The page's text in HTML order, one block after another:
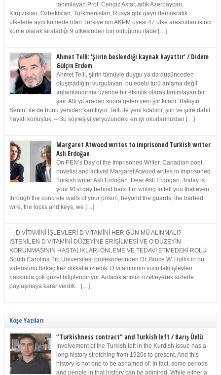
tanımlayan Prof. Cengiz Aktar, artık Azerbaycan,
Kırgızistan, Özbekistan, Türkmenistan, Rusya gibi gayri demokratik
ülkelerle aynı kümede olan Türkiye’nin AKPM üyesi 47 ülke arasından ikinci
küme olarak sıraladığı 9 ülkesinden biri olduğunu ifade […]
Ahmet Telli: ‘Şiirin beslendiği kaynak hayattır’ / Didem
Gülçin Erdem
Ahmet Telli, şiirin tümüyle duygu ya da düşünceden
oluşmadığını vurgulayan, bu edebi türü anlama değil
anlamlandırma üzerine bir etkinlik olarak tanımlayan bir
şair. Altı yıl aradan sonra gelen yeni şiir kitabı “Bakışın
Senin” ile de bunu yeniden kanıtlıyor. Telli ile yeni kitabını, şiiri ve şiire dahil
hayatı konuştuk. – Bu söyleşiyi yeryüzündeki en iyi okurlarınızdan […]
Margaret Atwood writes to imprisoned Turkish writer
Asli Erdoğan
On PEN’s Day of the Imprisoned Writer, Canadian poet,
novelist and activist Margaret Atwood writes to imprisoned
Turkish writer Asli Erdoğan. Dear Asli Erdogan, Today is
your 91st day behind bars. I’m writing to tell you that even
through the concrete walls of your prison, beyond the guards, the barbed
wire, the locks and keys, we […]
D VİTAMİNİ İŞLEVLERİ D VİTAMİNİ HER GÜN MÜ ALINMALI?
İSTENİLEN D VİTAMİNİ DÜZEYİNE ERİŞİLMESİ VE O DÜZEYİN
KORUNMASININ HASTALIKLARI ÖNLEME VE TEDAVİ ETMEDEKİ ROLÜ
South Carolina Tıp Üniversitesi profesörlerinden Dr. Bruce W. Hollis’in bu
videosunu birkaç kez dikkatle izledik. D vitamininin vücuttaki işlevleri
hakkında çok güzel bilgilendiriyor. Anladıklarımızı özetleyerek sizlerle
paylaşmaya karar verdik. […]
Köşe Yazıları
“Turkishness contract” and Turkish left / Barış Ünlü
Involvement of the Turkish left in the Kurdish issue has a
long history stretching from 1920s to present. And this
history is not one to be ashamed of. In fact, some periods
and people in that history can be admired. While either a